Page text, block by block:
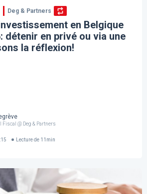
Deg & Partners
en Belgique
détenir en privé ou via une
la réflexion!
Fiscal @ Deg & Partners
Lecture de 11 min